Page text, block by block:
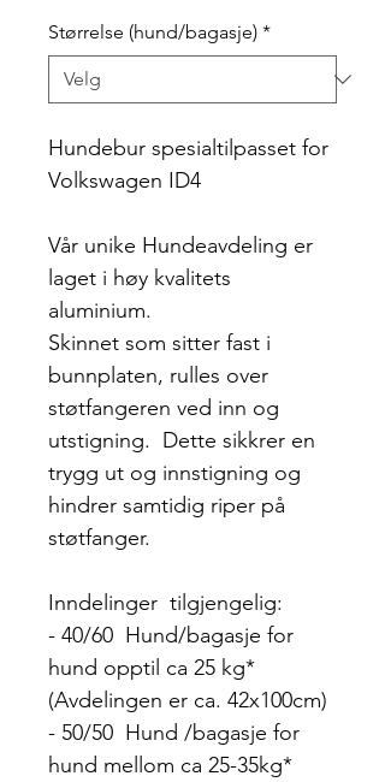
Størrelse (hund/bagasje) *
Hundebur spesialtilpasset for
Volkswagen ID4
Vår unike Hundeavdeling er
laget i høy kvalitets
aluminium.
Skinnet som sitter fast i
bunnplaten, rulles over
støtfangeren ved inn og
utstigning. Dette sikkrer en
trygg ut og innstigning og
hindrer samtidig riper på
støtfanger.
Inndelinger tilgjengelig:
- 40/60 Hund/bagasje for
hund opptil ca 25 kg*
(Avdelingen er ca. 42x100cm)
- 50/50 Hund /bagasje for
hund mellom ca 25-35kg*